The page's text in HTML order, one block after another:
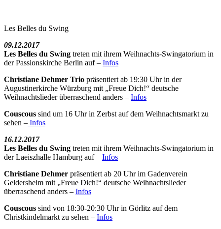
Les Belles du Swing
09.12.2017
Les Belles du Swing treten mit ihrem Weihnachts-Swingatorium in
der Passionskirche Berlin auf – Infos
Christiane Dehmer Trio präsentiert ab 19:30 Uhr in der
Augustinerkirche Würzburg mit „Freue Dich!“ deutsche
Weihnachtslieder überraschend anders – Infos
Couscous sind um 16 Uhr in Zerbst auf dem Weihnachtsmarkt zu
sehen – Infos
16.12.2017
Les Belles du Swing treten mit ihrem Weihnachts-Swingatorium in
der Laeiszhalle Hamburg auf – Infos
Christiane Dehmer präsentiert ab 20 Uhr im Gadenverein
Geldersheim mit „Freue Dich!“ deutsche Weihnachtslieder
überraschend anders – Infos
Couscous sind von 18:30-20:30 Uhr in Görlitz auf dem
Christkindelmarkt zu sehen – Infos